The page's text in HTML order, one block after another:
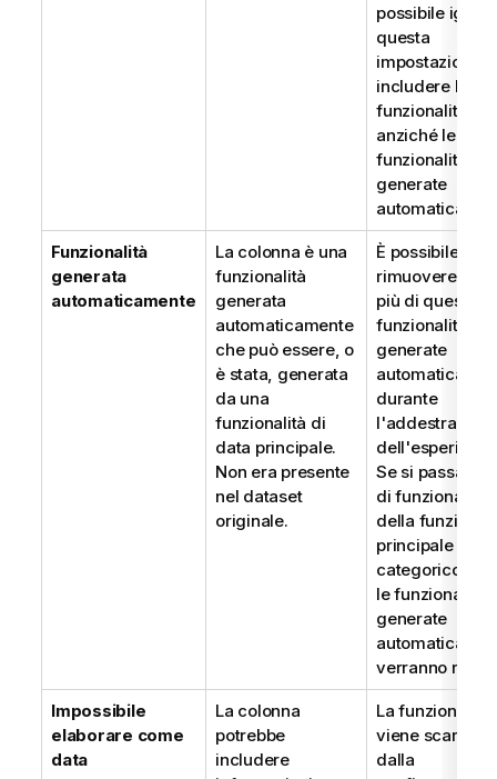
possibile
questa
impostazione e
includere la
funzionalità
anziché le
funzionalità
generate
Funzionalità
generata
automaticamente
La colonna è una
funzionalità
generata
automaticamente
che può essere, o
è stata, generata
da una
funzionalità di
data principale.
Non era presente
nel dataset
originale.
È possibile
rimuovere una
più di queste
funzionalità
generate
durante
Se si passa il
di funzionalità
della
principale a
categorico,
le funzionalità
generate
verranno
Impossibile
elaborare come
data
La colonna
potrebbe
includere
La funzionalità
viene scartata
dalla